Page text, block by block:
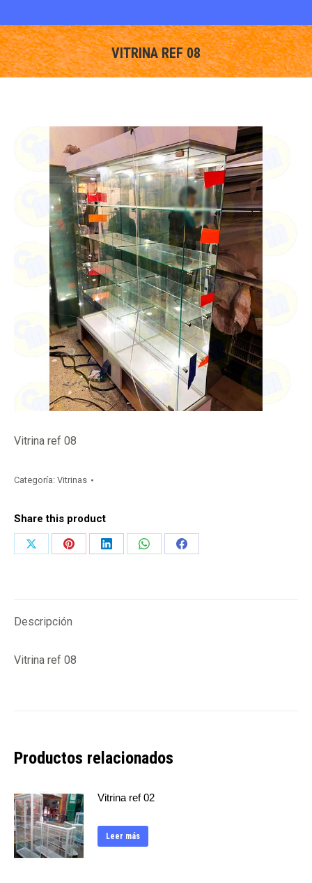
VITRINA REF 08
You are here:
Vitrina ref 08
Categoría: Vitrinas
Share this product
Share
Share
Share
Share
Share
Descripción
Vitrina ref 08
Productos relacionados
Vitrina ref 02
Leer más